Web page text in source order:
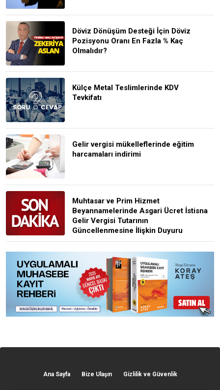
Döviz Dönüşüm Desteği İçin Döviz
Pozisyonu Oranı En Fazla % Kaç
Olmalıdır?
Külçe Metal Teslimlerinde KDV
Tevkifatı
Gelir vergisi mükelleflerinde eğitim
harcamaları indirimi
Muhtasar ve Prim Hizmet
Beyannamelerinde Asgari Ücret İstisna
Gelir Vergisi Tutarının
Güncellenmesine İlişkin Duyuru
Ana Sayfa Bize Ulaşın Gizlilik ve Güvenlik